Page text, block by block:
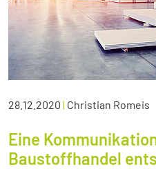
28.12.2020 | Christian Romeis
Eine
Baustoffhandel